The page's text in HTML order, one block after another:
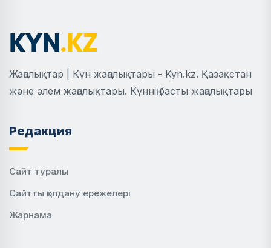
Жаңалықтар | Күн жаңалықтары - Kyn.kz. Қазақстан
және әлем жаңалықтары. Күннің басты жаңалықтары
Редакция
Сайт туралы
Сайтты қолдану ережелері
Жарнама